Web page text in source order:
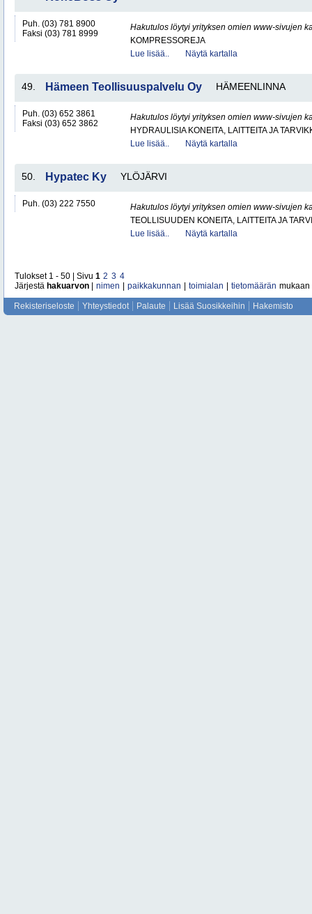
Puh. (03) 781 8900
Faksi (03) 781 8999
Hakutulos löytyi yrityksen omien www-sivujen
KOMPRESSOREJA
Lue lisää..
Näytä kartalla
49. Hämeen Teollisuuspalvelu Oy HÄMEENLINNA
Puh. (03) 652 3861
Faksi (03) 652 3862
Hakutulos löytyi yrityksen omien www-sivujen
HYDRAULISIA KONEITA, LAITTEITA JA
Lue lisää..
Näytä kartalla
50. Hypatec Ky YLÖJÄRVI
Puh. (03) 222 7550
Hakutulos löytyi yrityksen omien www-sivujen
TEOLLISUUDEN KONEITA, LAITTEITA JA
Lue lisää..
Näytä kartalla
Tulokset 1 - 50 | Sivu 1 2 3 4
Järjestä hakuarvon nimen paikkakunnan toimialan tietomäärän mukaan
Rekisteriseloste Yhteystiedot Palaute Lisää Suosikkeihin Hakemisto